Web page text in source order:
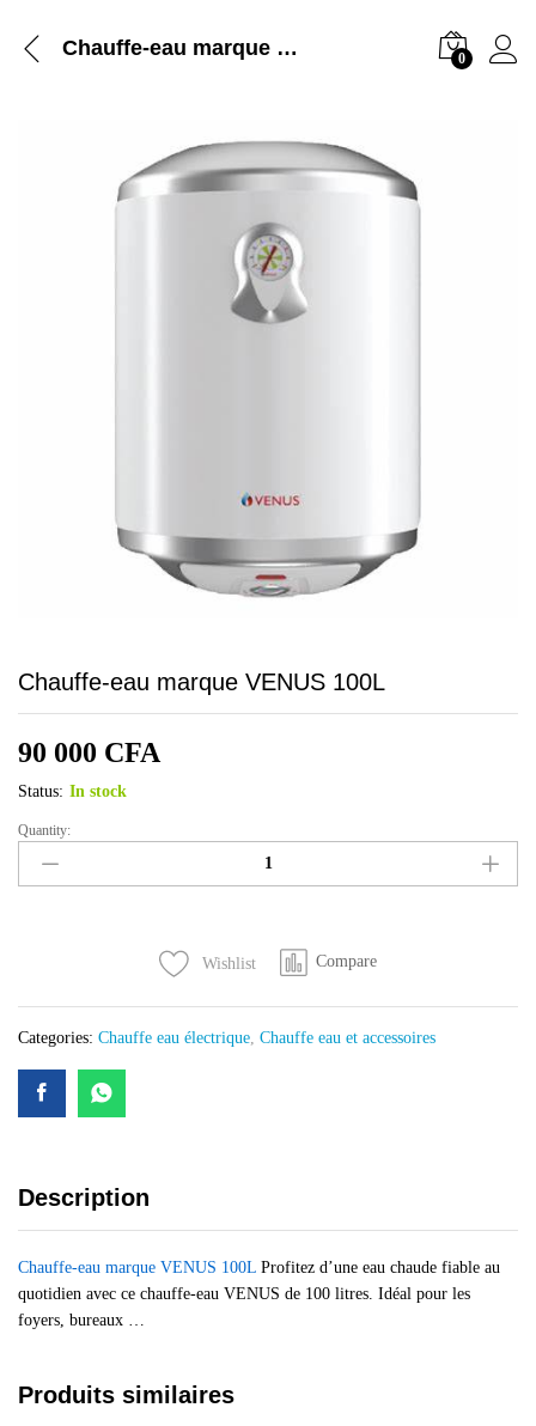
Chauffe-eau marque VENUS 100L 0
Chauffe-eau marque VENUS 100L
90 000 CFA
Status: In stock
Chauffe-
marque
Quantity:
Wishlist Compare
Categories: Chauffe eau électrique, Chauffe eau et accessoires
Description
Chauffe-eau marque VENUS 100L Profitez d’une eau chaude fiable au
quotidien avec ce chauffe-eau VENUS de 100 litres. Idéal pour les
foyers, bureaux …
Produits similaires